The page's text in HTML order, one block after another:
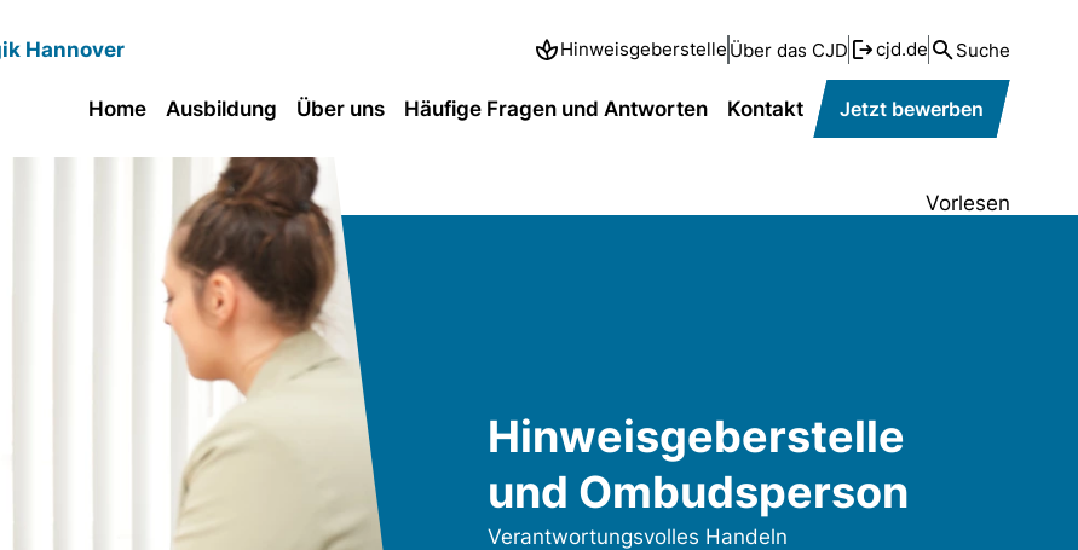
Hannover Hinweisgeberstelle Über das CJD cjd.de Suche
Home Ausbildung Über uns Häufige Fragen und Antworten Kontakt Jetzt bewerben
Vorlesen
Hinweisgeberstelle
und Ombudsperson
Verantwortungsvolles Handeln